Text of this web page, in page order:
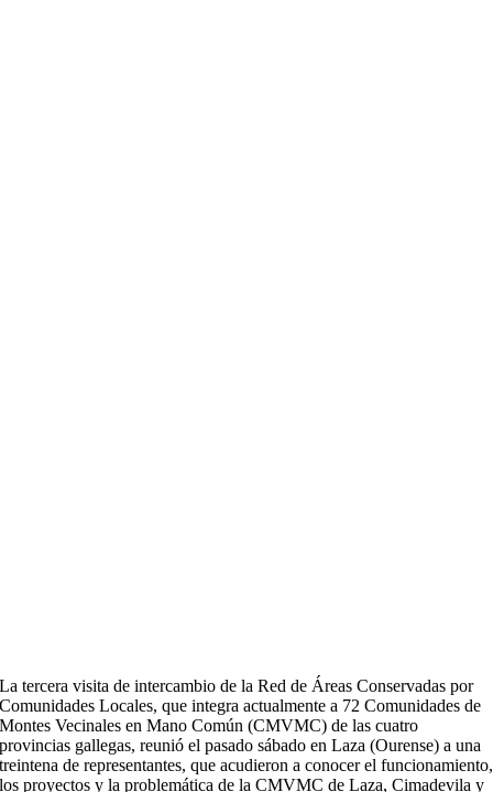
La tercera visita de intercambio de la Red de Áreas Conservadas por
Comunidades Locales, que integra actualmente a 72 Comunidades de
Montes Vecinales en Mano Común (CMVMC) de las cuatro
provincias gallegas, reunió el pasado sábado en Laza (Ourense) a una
treintena de representantes, que acudieron a conocer el funcionamiento,
los proyectos y la problemática de la CMVMC de Laza, Cimadevila y